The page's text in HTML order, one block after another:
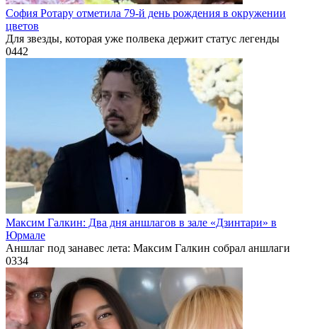
София Ротару отметила 79-й день рождения в окружении
цветов
Для звезды, которая уже полвека держит статус легенды
0442
Максим Галкин: Два дня аншлагов в зале «Дзинтари» в
Юрмале
Аншлаг под занавес лета: Максим Галкин собрал аншлаги
0334